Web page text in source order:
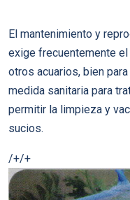
El mantenimiento y
exige frecuentemente
otros acuarios, bien
medida sanitaria para
permitir la limpieza y
sucios.
/+/+